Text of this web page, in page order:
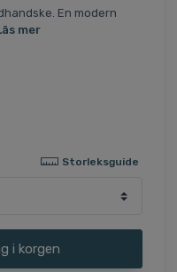
En modern
mer
Storleksguide
i korgen